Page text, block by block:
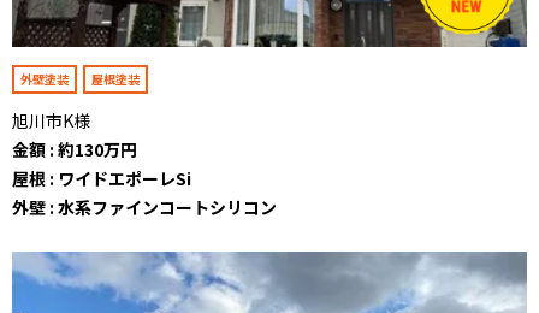
外壁塗装 屋根塗装
旭川市K様
金額 : 約130万円
屋根 : ワイドエポーレSi
外壁 : 水系ファインコートシリコン